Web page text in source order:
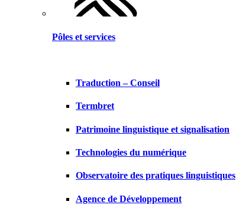
Pôles et services
Traduction – Conseil
Termbret
Patrimoine linguistique et signalisation
Technologies du numérique
Observatoire des pratiques linguistiques
Agence de Développement